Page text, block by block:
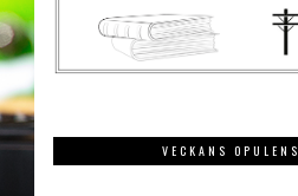
VECKANS OPULENS